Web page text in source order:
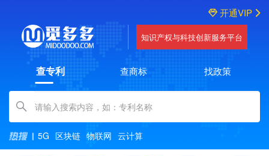
开通VIP
知识产权与科技创新服务平台
查专利 查商标 找政策
Amount (in dollars)
5G 区块链 物联网 云计算